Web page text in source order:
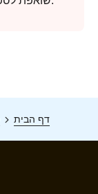
דף הבית